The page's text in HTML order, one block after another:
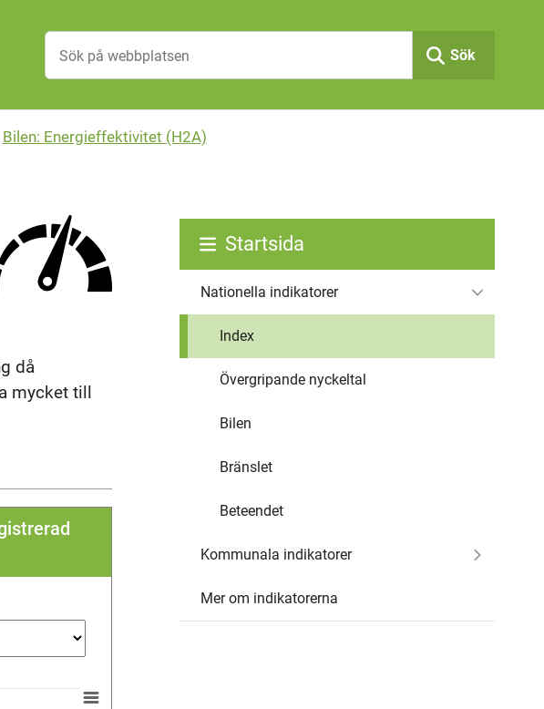
Sök
Bilen: Energieffektivitet (H2A)
då
mycket till
Startsida
Nationella indikatorer
Index
Övergripande nyckeltal
Bilen
Bränslet
Beteendet
Kommunala indikatorer
Mer om indikatorerna